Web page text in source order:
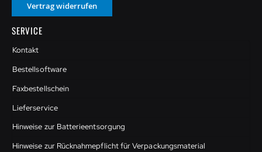
Vertrag widerrufen
SERVICE
Kontakt
Bestellsoftware
Faxbestellschein
Lieferservice
Hinweise zur Batterieentsorgung
Hinweise zur Rücknahmepflicht für Verpackungsmaterial